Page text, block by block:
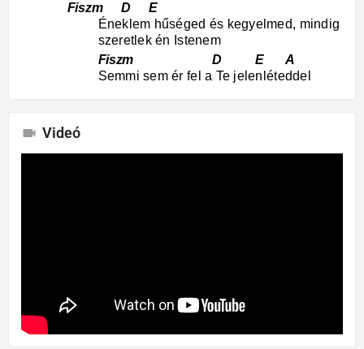
Fiszm D E
Éneklem hűséged és kegyelmed, mindig
szeretlek én Istenem
Fiszm D E A
Semmi sem ér fel a Te jelenléteddel
Videó